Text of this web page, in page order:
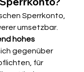
Sperrkonto,
umsetzbar.
hohes
gegenüber
für